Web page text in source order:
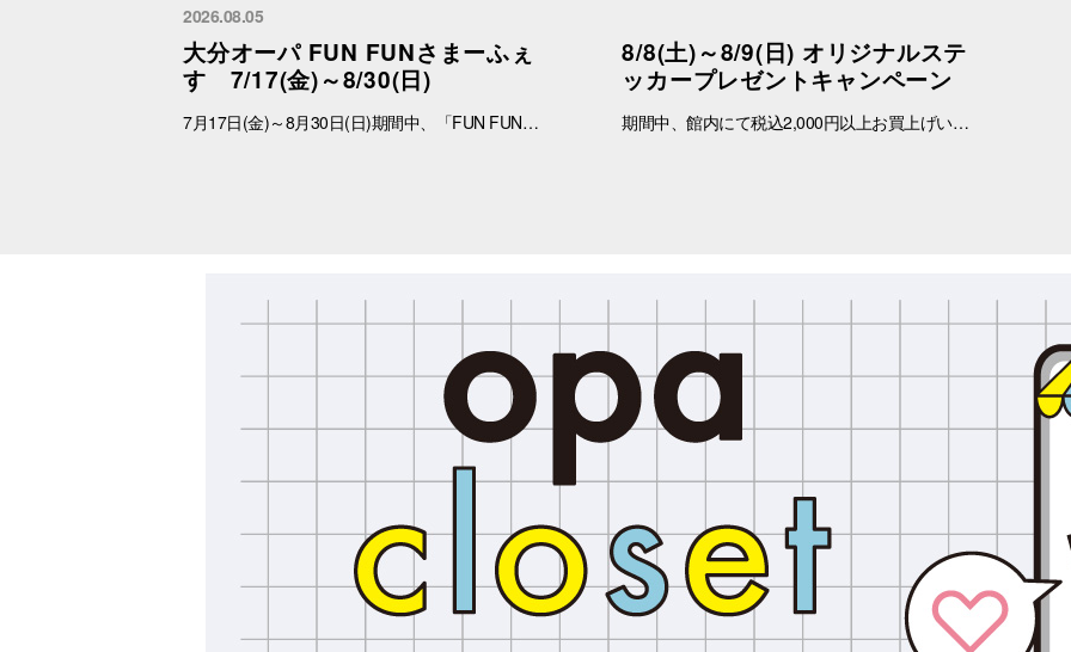
2026.08.05
大分オーパ FUN FUNさまーふぇ
す 7/17(金)～8/30(日)
7月17日(金)～8月30日(日)期間中、「FUN FUNさまーふぇす」を開催。 大分オーパで「おぱんちゅうさぎ」と「んぽちゃむ」と夏を大満喫！ ポップでかわいいキービジュアルが館内を彩り、いつもと違うワクワクする空間に大変身。 さらに、スマホで気軽に参加できる「Summerデジタルスタンプラリー」や、アプリ会員さま限定の「オリジナルノベルティ」など、楽しいキャンペーンが盛りだくさん！ イベント一覧はこちら https://www.opa-club.com/contents/m_flash/oita/2026ffsf/ 各イベントの詳細は、タイトルを選択してください。 ★オリジナルステッカープレゼントキャンペーン 第2弾★ 8/15(土)・16(日)限定、アプリ会員限定おぱんちゅうさぎコラボ オリジナルキラキラステッカーをプレゼント！
8/8(土)～8/9(日) オリジナルステ
ッカープレゼントキャンペーン
期間中、館内にて税込2,000円以上お買上げいただき、「OPA VIVRE FORUS アプリ」の対象画面をご提示いただいたお客さまに、先着でここでしか手に入らない「オリジナルキラキラステッカー」をプレゼントいたします！ ぜひこの機会に、お買い物と合わせて限定ノベルティをゲットしてください。 （※本企画は、アプリ会員さま限定となります） ■配布期間 2026年8月8日(土)～8月9日(日) ※各日の実施時間は、引換時間に準じます。 ※ノベルティはなくなり次第、配布を終了いたします。 ※一部実施していない店舗がございます。 ■ノベルティ内容 キラキラステッカー (全3種) ■引換条件 期間中、以下の2点を引換カウンターにてご提示ください。 ① 館内でお買上げいただいた、税込2,000円以上のレシート（合算可） ② 「OPA VIVRE FORUS アプリ」のクーポン画面 ■引換場所・引換時間 引換場所：1階 特設カウンター 引換時間：11:00 ～ 当日分がなくなり次第終了 ■注意事項 ※ノベルティは数量限定のため、なくなり次第終了となりますので予めご了承ください。 ※ノベルティはランダムでのお渡しとなります。重複した場合でも、種類の変更・交換はいたしかねます。 ※ノベルティの引き換えは、おひとりさま3枚までとなります。 ※お買上げレシートは、期間中の三宮オーパのものに限ります（一部対象外のショップ・商品がございます） ※三宮オーパのレシートのみ対象。館をまたいだレシートの合算は不可。 ※画像はイメージです。実際のノベルティとは異なる場合がございます。 ▼詳しくはコチラ▼ https://www.opa-club.com/contents/opanchuusagi_2026/ ▼アプリについて詳しくはこちら！ ▼ https://www.opa-club.com/contents/app/